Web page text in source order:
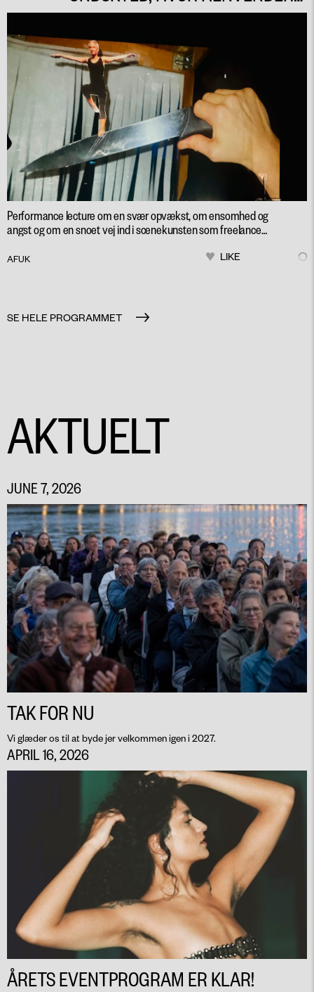
JEG MIG MED FORNEMMELSEN
AF AT SVÆVE FRIT I LUFTEN?
Performance lecture om en svær opvækst, om ensomhed og
angst og om en snoet vej ind i scenekunsten som freelance
AFUK LIKE
SE HELE PROGRAMMET
AKTUELT
JUNE 7, 2026
TAK FOR NU
Vi glæder os til at byde jer velkommen igen i 2027.
APRIL 16, 2026
ÅRETS EVENTPROGRAM ER KLAR!